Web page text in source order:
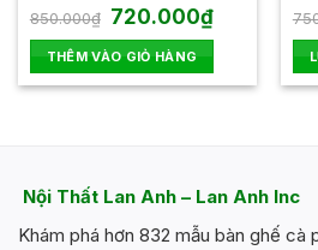
Được
hạng
0
5
850.000₫ Giá
gốc
là:
850.000₫.
720.000₫Giá
hiện
tại
là:
720.000₫.
THÊM VÀO GIỎ HÀNG
5
thể.
Nội Thất Lan Anh – Lan Anh Inc
Khám phá hơn 832 mẫu bàn ghế cà